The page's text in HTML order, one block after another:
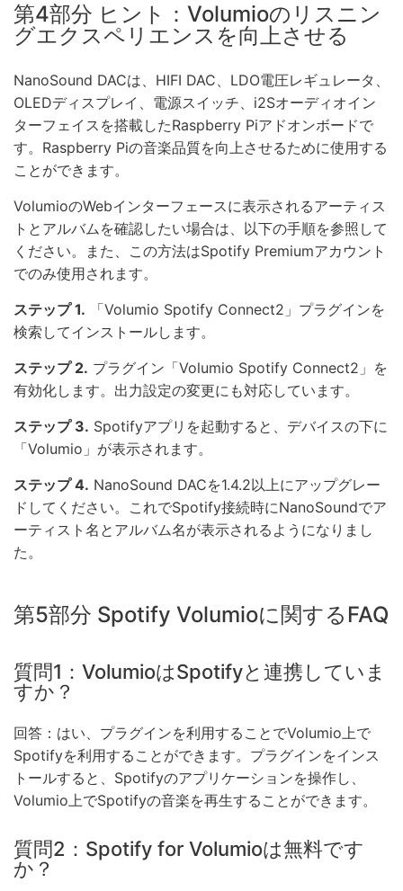
第4部分 ヒント：Volumioのリスニン
グエクスペリエンスを向上させる
NanoSound DACは、HIFI DAC、LDO電圧レギュレータ、
OLEDディスプレイ、電源スイッチ、i2Sオーディオイン
ターフェイスを搭載したRaspberry Piアドオンボードで
す。Raspberry Piの音楽品質を向上させるために使用する
ことができます。
VolumioのWebインターフェースに表示されるアーティス
トとアルバムを確認したい場合は、以下の手順を参照して
ください。また、この方法はSpotify Premiumアカウント
でのみ使用されます。
ステップ 1. 「Volumio Spotify Connect2」プラグインを
検索してインストールします。
ステップ 2. プラグイン「Volumio Spotify Connect2」を
有効化します。出力設定の変更にも対応しています。
ステップ 3. Spotifyアプリを起動すると、デバイスの下に
「Volumio」が表示されます。
ステップ 4. NanoSound DACを1.4.2以上にアップグレー
ドしてください。これでSpotify接続時にNanoSoundでア
ーティスト名とアルバム名が表示されるようになりまし
た。
第5部分 Spotify Volumioに関するFAQ
質問1：VolumioはSpotifyと連携していま
すか？
回答：はい、プラグインを利用することでVolumio上で
Spotifyを利用することができます。プラグインをインス
トールすると、Spotifyのアプリケーションを操作し、
Volumio上でSpotifyの音楽を再生することができます。
質問2：Spotify for Volumioは無料です
か？